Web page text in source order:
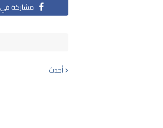
مشاركة في Facebook
أحدث